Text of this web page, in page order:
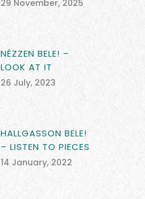
29 November, 2025
NÉZZEN BELE! –
LOOK AT IT
26 July, 2023
HALLGASSON BELE!
– LISTEN TO PIECES
14 January, 2022